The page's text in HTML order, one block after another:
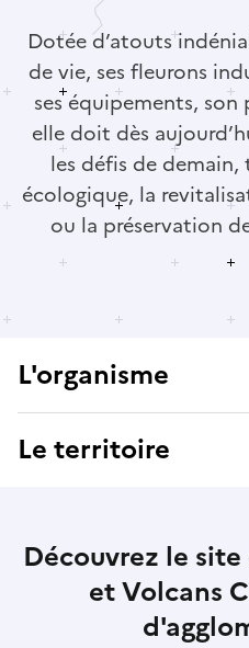
Dotée d’atouts
de vie, ses fleurons
ses équipements,
elle doit dès
les défis de
écologique, la
ou la préservation
L'organisme
Le territoire
Découvrez le
et Volcans